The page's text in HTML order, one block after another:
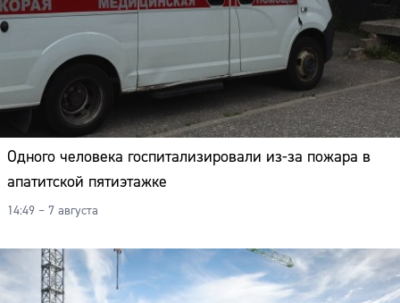
Одного человека госпитализировали из-за пожара в
апатитской пятиэтажке
14:49 – 7 августа